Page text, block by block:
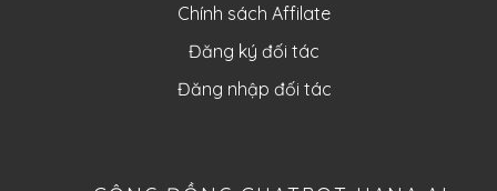
Chính sách Affilate
Đăng ký đối tác
Đăng nhập đối tác